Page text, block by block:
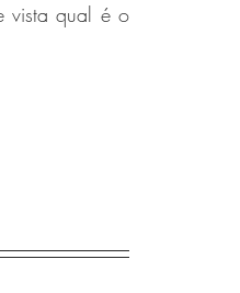
vista qual é o